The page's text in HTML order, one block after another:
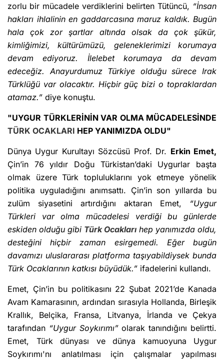
zorlu bir mücadele verdiklerini belirten Tütüncü, “İnsan
hakları ihlalinin en gaddarcasına maruz kaldık. Bugün
hala çok zor şartlar altında olsak da çok şükür,
kimliğimizi, kültürümüzü, geleneklerimizi korumaya
devam ediyoruz. İlelebet korumaya da devam
edeceğiz. Anayurdumuz Türkiye olduğu sürece Irak
Türklüğü var olacaktır. Hiçbir güç bizi o topraklardan
atamaz.” diye konuştu.
"UYGUR TÜRKLERİNİN VAR OLMA MÜCADELESİNDE
TÜRK OCAKLARI HEP YANIMIZDA OLDU"
Dünya Uygur Kurultayı Sözcüsü Prof. Dr. Erkin Emet,
Çin’in 76 yıldır Doğu Türkistan’daki Uygurlar başta
olmak üzere Türk topluluklarını yok etmeye yönelik
politika uyguladığını anımsattı. Çin’in son yıllarda bu
zulüm siyasetini artırdığını aktaran Emet, “Uygur
Türkleri var olma mücadelesi verdiği bu günlerde
eskiden olduğu gibi Türk Ocakları hep yanımızda oldu,
desteğini hiçbir zaman esirgemedi. Eğer bugün
davamızı uluslararası platforma taşıyabildiysek bunda
Türk Ocaklarının katkısı büyüdük.” ifadelerini kullandı.
Emet, Çin’in bu politikasını 22 Şubat 2021’de Kanada
Avam Kamarasının, ardından sırasıyla Hollanda, Birleşik
Krallık, Belçika, Fransa, Litvanya, İrlanda ve Çekya
tarafından “Uygur Soykırımı”olarak tanındığını belirtti.
Emet, Türk dünyası ve dünya kamuoyuna Uygur
Soykırımı'nı anlatılması için çalışmalar yapılması